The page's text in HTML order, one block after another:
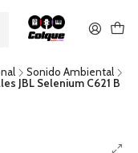
transferencia bancaria
no es
a gastos de envío.
Sonido Ambiental
JBL Selenium C621 B